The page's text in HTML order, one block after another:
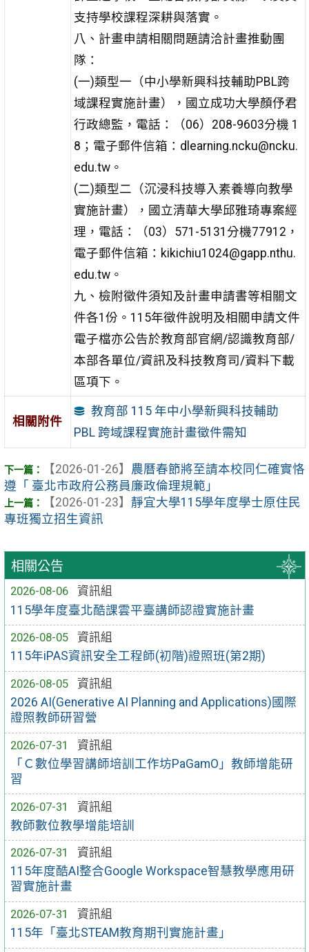
相關公告
2026-08-06
資訊組
115學年度臺北酷課雲平臺講師認證實施計畫
2026-08-05
資訊組
115年iPAS資訊安全工程師(初階)證照班(第2期)
2026-08-05
資訊組
2026 AI(Generative AI Planning and Applications)國際
證照教師研習營
2026-07-31
資訊組
「Ｃ數位學習講師培訓工作坊PaGamO」教師增能研
習
2026-07-31
資訊組
教師數位教學增能培訓
2026-07-31
資訊組
115年度酷AI整合Google Workspace智慧教學應用研
習實施計畫
2026-07-31
資訊組
115年「臺北STEAM教育期刊實施計畫」
支持學校課程深耕與落實。
八、計畫申請相關問題請洽計畫推動團
隊：
(一)類型一（中小學新興科技輔助PBL跨
域課程實施計畫），國立成功大學顏伃君
行政總監，電話：（06）208-9603分機 1
8；電子郵件信箱：dlearning.ncku@ncku.
edu.tw。
(二)類型二（沉浸科技導入素養導向教學
實施計畫），國立清華大學邱雅琦專案經
理，電話：（03）571-5131分機77912，
電子郵件信箱：kikichiu1024@gapp.nthu.
edu.tw。
九、檢附徵件須知及計畫申請書等相關文
件各1份。115年徵件說明及相關申請文件
電子檔亦公告於教育部官網/認識教育部/
本部各單位/資訊及科技教育司/資料下載
區項下。
相關附件
教育部 115 年中小學新興科技輔助
PBL 跨域課程實施計畫徵件需知
【2026-01-26】 農曆春節將⾄請本校同仁確實恪
遵「 臺北市政府公務員廉政倫理規範」
【2026-01-23】 靜宜大學115學年度學士原住民
專班獨立招生資訊